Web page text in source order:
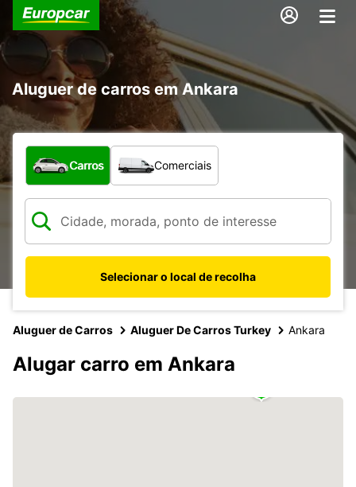
Aluguer de carros em Ankara
Que tipo de veículo pretende?
Carros Comerciais
Selecionar o local de recolha
Aluguer de Carros Aluguer De Carros Turkey Ankara
Alugar carro em Ankara